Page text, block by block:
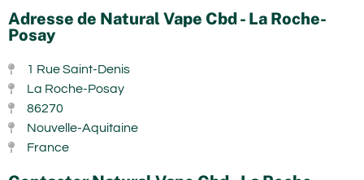
Adresse de Natural Vape Cbd - La Roche-
Posay
1 Rue Saint-Denis
La Roche-Posay
86270
Nouvelle-Aquitaine
France